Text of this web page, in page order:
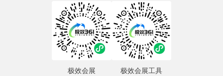
极效会展
极效会展工具